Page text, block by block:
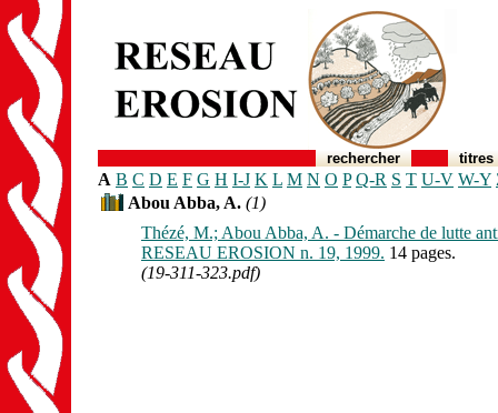
rechercher titres
A B C D E F G H I-J K L M N O P Q-R S T U-V W-Y
Abou Abba, A. (1)
Thézé, M.; Abou Abba, A. - Démarche de lutte
RESEAU EROSION n. 19, 1999. 14 pages.
(19-311-323.pdf)